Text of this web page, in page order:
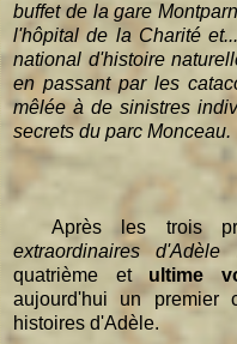
buffet de la gare
l'hôpital de la Charité
national d'histoire
en passant par les
mêlée à de sinistres
secrets du parc Monceau.
Après les trois
extraordinaires d'Adèle
quatrième et ultime
aujourd'hui un premier
histoires d'Adèle.